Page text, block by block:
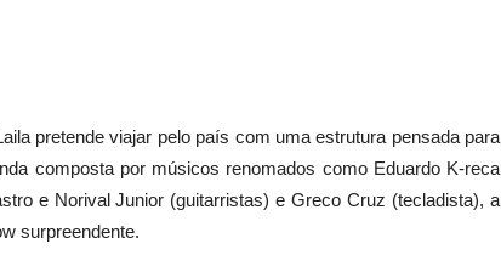
pretende viajar pelo país com uma estrutura pensada para
composta por músicos renomados como Eduardo K-reca
e Norival Junior (guitarristas) e Greco Cruz (tecladista), a
surpreendente.